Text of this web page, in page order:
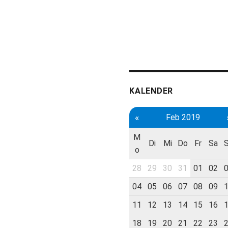
KALENDER
« Feb 2019
M
o
Di Mi Do Fr Sa
28 29 30 31 01 02
04
05 06 07 08 09
11
12 13 14 15 16
18
19 20 21 22 23